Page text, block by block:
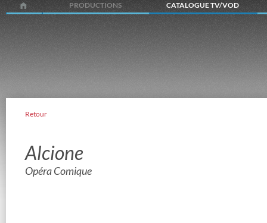
PRODUCTIONS CATALOGUE TV/VOD
Retour
Alcione
Opéra Comique